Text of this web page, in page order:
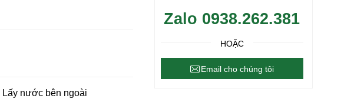
Lấy nước bên ngoài
Zalo 0938.262.381
HOẶC
Email cho chúng tôi